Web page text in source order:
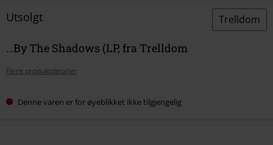
Utsolgt Trelldom
...By The Shadows (LP, fra Trelldom
Flere produktdetaljer
Denne varen er for øyeblikket ikke tilgjengelig